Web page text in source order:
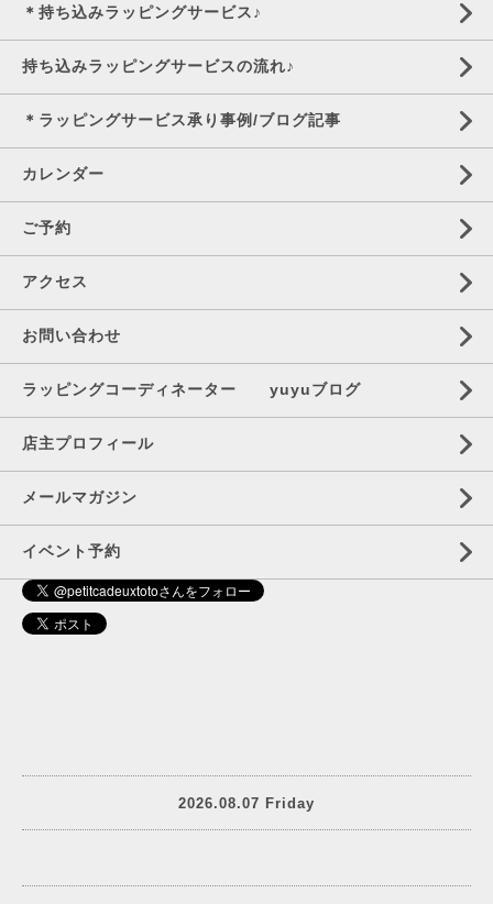
＊持ち込みラッピングサービス♪
持ち込みラッピングサービスの流れ♪
＊ラッピングサービス承り事例/ブログ記事
カレンダー
ご予約
アクセス
お問い合わせ
ラッピングコーディネーター yuyuブログ
店主プロフィール
メールマガジン
イベント予約
2026.08.07 Friday